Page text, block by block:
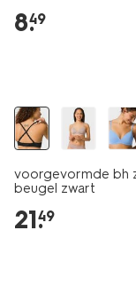
8.
49
voorgevormde bh
beugel zwart
21.
49